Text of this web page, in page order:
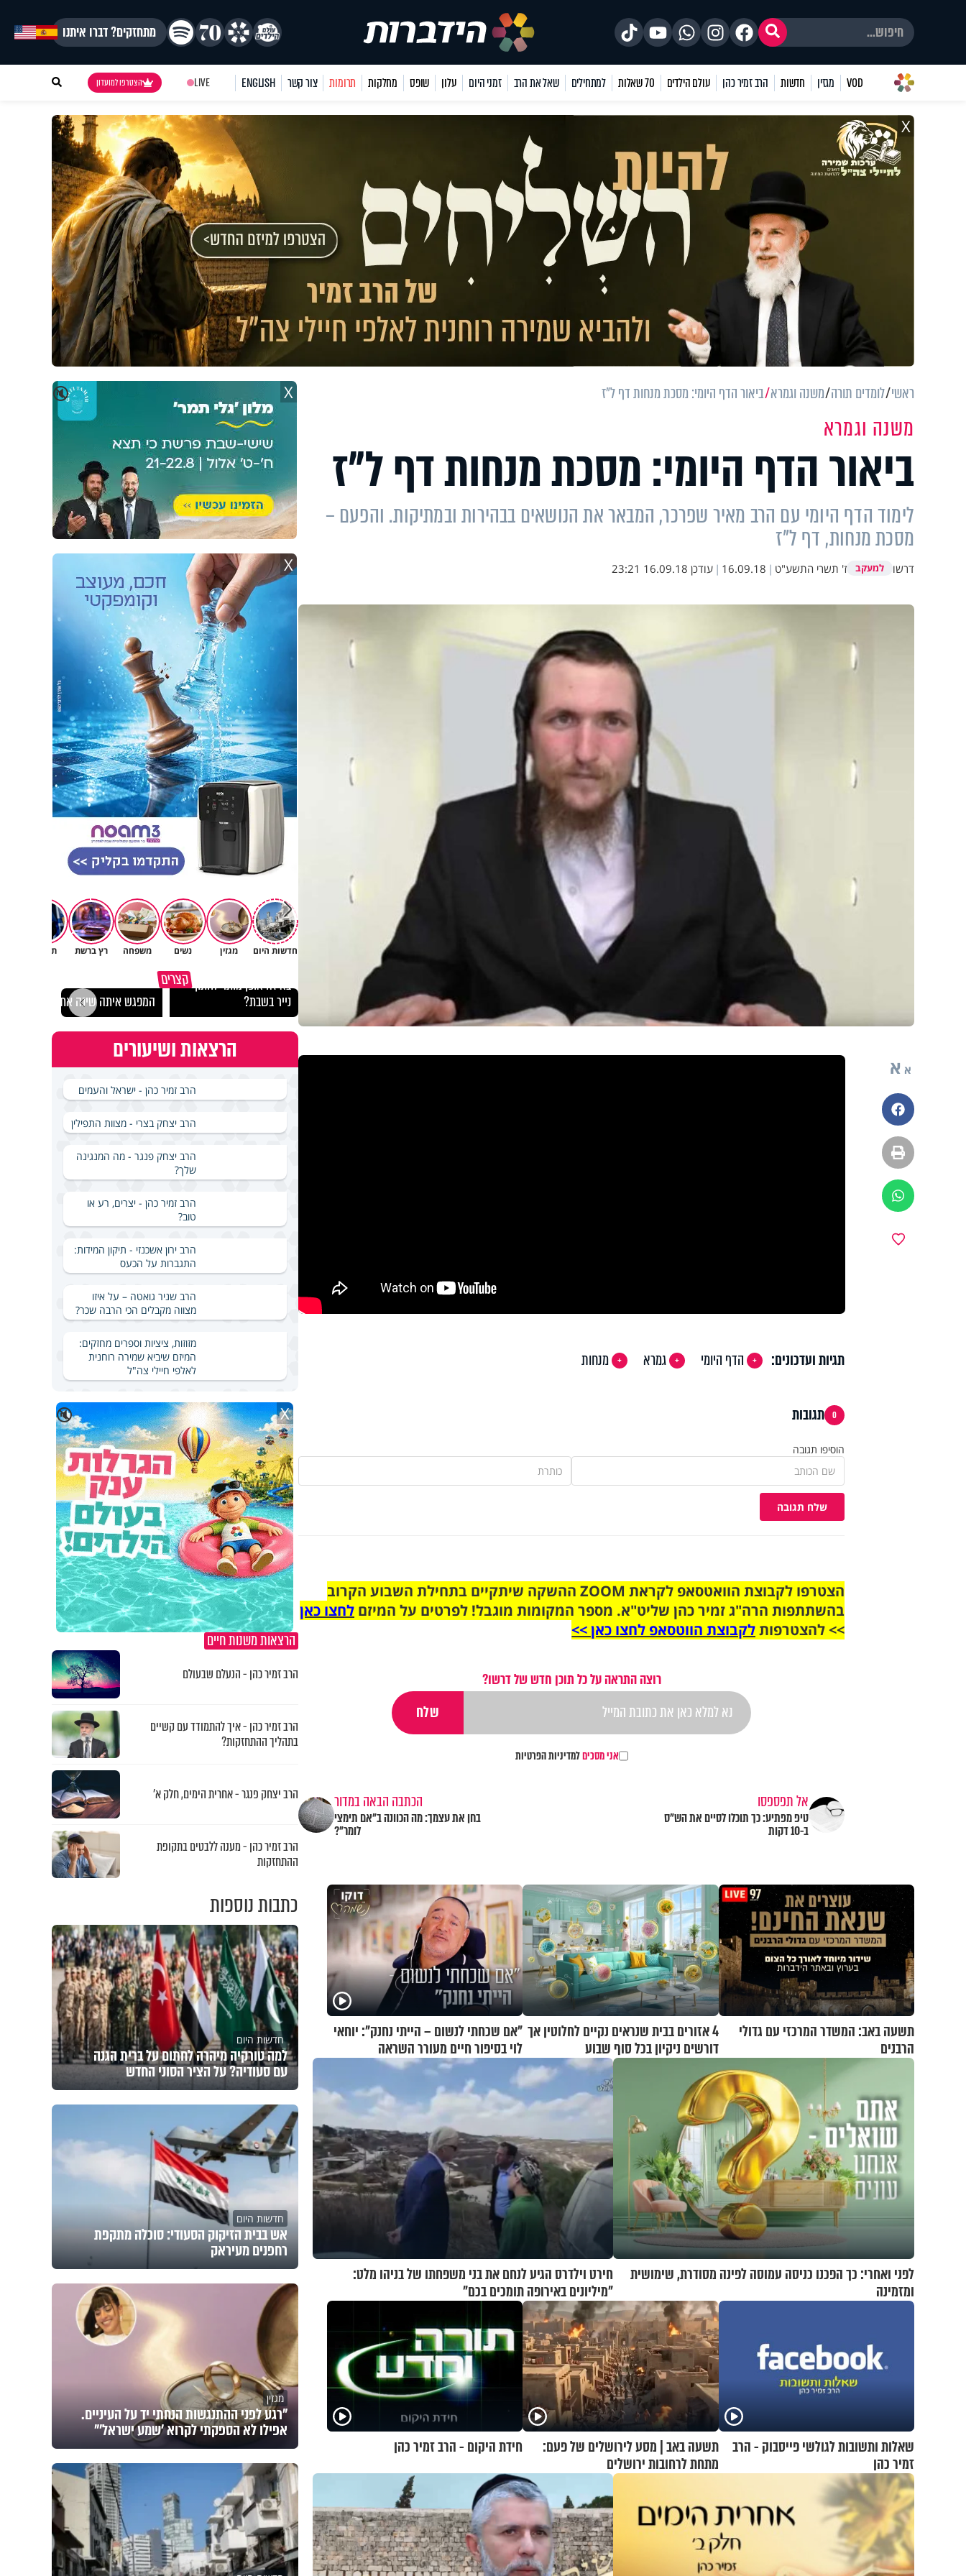
מתחזקים? דברו איתנו
VOD מגזין חדשות הרב זמיר כהן עולם הילדים 70 שאלות למתחילים שאל את הרב זמני היום עלון שופס מחלקות תרומות צור קשר ENGLISH
LIVE הצטרפו למועדון
X
ראשי לומדים תורה משנה וגמרא ביאור הדף היומי: מסכת מנחות דף ל"ז
משנה וגמרא
ביאור הדף היומי: מסכת מנחות דף ל"ז
לימוד הדף היומי עם הרב מאיר שפרכר, המבאר את הנושאים בבהירות ובמתיקות. והפעם –
מסכת מנחות, דף ל"ז
דרשו למעקב ז' תשרי התשע"ט |
16.09.18
| עודכן 16.09.18 23:21
א א
פייסבוק
הדפסה
ווטסאפ
תגיות ועדכונים: הדף היומי גמרא מנחות
0 תגובות
הוסיפו תגובה
שלח תגובה
הצטרפו לקבוצת הוואטסאפ לקראת ZOOM ההשקה שיתקיים בתחילת השבוע הקרוב
בהשתתפות הרה"ג זמיר כהן שליט"א. מספר המקומות מוגבל! לפרטים על המיזם לחצו כאן
>> להצטרפותלקבוצת הווטסאפ לחצו כאן >>
רוצה התראה על כל תוכן חדש של דרשו?
אני מסכיםלמדיניות הפרטיות
אל תפספסו
טיפ מפתיע: כך תוכלו לסיים את הש"ס
ב-10 דקות
הכתבה הבאה במדור
בחן את עצמך: מה הכוונה ב"אם תימצי
לומר"?
תשעה באב: המשדר המרכזי עם גדולי
הרבנים
4 אזורים בבית שנראים נקיים לחלוטין אך
דורשים ניקיון בכל סוף שבוע
"אם שכחתי לנשום – הייתי נחנק": יוחאי
לוי בסיפור חיים מעורר השראה
לפני ואחרי: כך הפכנו כניסה עמוסה לפינה מסודרת, שימושית
ומזמינה
חירט וילדרס הגיע לנחם את בני משפחתו של בניהו מלט:
"מיליונים באירופה תומכים בכם"
שאלות ותשובות לגולשי פייסבוק - הרב
זמיר כהן
תשעה באב | מסע לירושלים של פעם:
מתחת לרחובות ירושלים
חידת היקום - הרב זמיר כהן
🔇 X
X
חדשות היום מגזין נשים משפחה רץ ברשת תרבות
קצריםבאיזה אופן מותר לחתוך
נייר בשבת?
המפגש איתה שינה את חיי
הרצאות ושיעורים
הרב זמיר כהן - ישראל והעמים
הרב יצחק בצרי - מצוות התפילין
הרב יצחק פנגר - מה המנגינה
שלך?
הרב זמיר כהן - יצרים, רע או
טוב?
הרב ירון אשכנזי - תיקון המידות:
התגברות על הכעס
הרב שניר גואטה – על איזו
מצווה מקבלים הכי הרבה שכר?
מזוזות, ציציות וספרים מחזקים:
המיזם שיביא שמירה רוחנית
לאלפי חיילי צה"ל
🔇 X
הרצאות משנות חיים
הרב זמיר כהן - הנעלם שבעולם
הרב זמיר כהן - איך להתמודד עם קשיים
בתהליך ההתחזקות?
הרב יצחק פנגר - אחרית הימים, חלק א’
הרב זמיר כהן - מענה ללבטים בתקופת
ההתחזקות
כתבות נוספות
חדשות היום
למה טורקיה מיהרה לחתום על ברית הגנה
עם סעודיה? על הציר הסוני החדש
חדשות היום
אש בבית הזיקוק הסעודי: סוכלה מתקפת
רחפנים מעיראק
מגזין
"רגע לפני ההתנגשות הנחתי יד על העיניים.
אפילו לא הספקתי לקרוא 'שמע ישראל'"